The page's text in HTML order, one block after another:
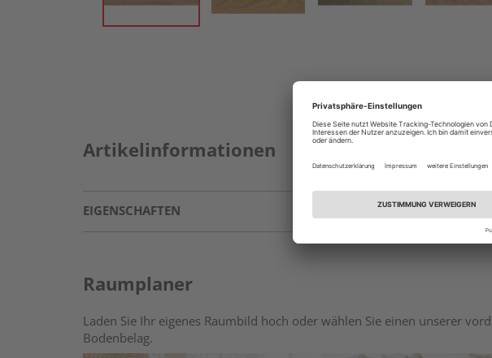
Artikelinformationen
EIGENSCHAFTEN
Raumplaner
Laden Sie Ihr eigenes Raumbild hoch oder wählen Sie einen unserer
Bodenbelag.